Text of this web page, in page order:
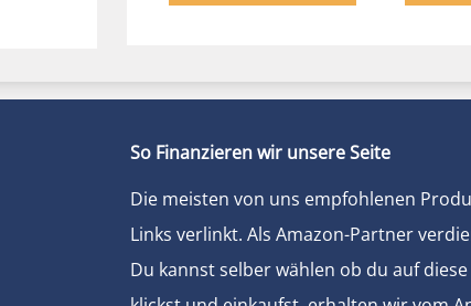
So Finanzieren wir unsere Seite
Die meisten von uns empfohlenen
Links verlinkt. Als Amazon-Partner
Du kannst selber wählen ob du auf